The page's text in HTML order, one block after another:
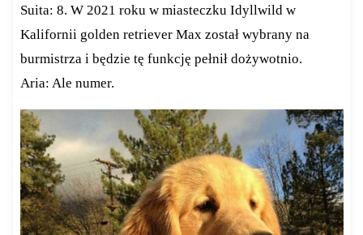
Suita: 8. W 2021 roku w miasteczku Idyllwild w
Kalifornii golden retriever Max został wybrany na
burmistrza i będzie tę funkcję pełnił dożywotnio.
Aria: Ale numer.